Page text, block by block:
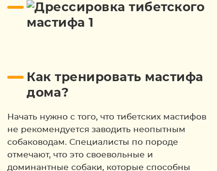
Как тренировать мастифа
дома?
Начать нужно с того, что тибетских мастифов
не рекомендуется заводить неопытным
собаководам. Специалисты по породе
отмечают, что это своевольные и
доминантные собаки, которые способны